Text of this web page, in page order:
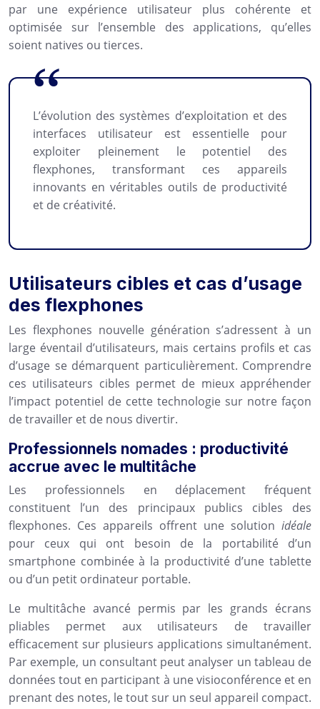
par une expérience utilisateur plus cohérente et
optimisée sur l’ensemble des applications, qu’elles
soient natives ou tierces.
L’évolution des systèmes d’exploitation et des
interfaces utilisateur est essentielle pour
exploiter pleinement le potentiel des
flexphones, transformant ces appareils
innovants en véritables outils de productivité
et de créativité.
Utilisateurs cibles et cas d’usage
des flexphones
Les flexphones nouvelle génération s’adressent à un
large éventail d’utilisateurs, mais certains profils et cas
d’usage se démarquent particulièrement. Comprendre
ces utilisateurs cibles permet de mieux appréhender
l’impact potentiel de cette technologie sur notre façon
de travailler et de nous divertir.
Professionnels nomades : productivité
accrue avec le multitâche
Les professionnels en déplacement fréquent
constituent l’un des principaux publics cibles des
flexphones. Ces appareils offrent une solution idéale
pour ceux qui ont besoin de la portabilité d’un
smartphone combinée à la productivité d’une tablette
ou d’un petit ordinateur portable.
Le multitâche avancé permis par les grands écrans
pliables permet aux utilisateurs de travailler
efficacement sur plusieurs applications simultanément.
Par exemple, un consultant peut analyser un tableau de
données tout en participant à une visioconférence et en
prenant des notes, le tout sur un seul appareil compact.